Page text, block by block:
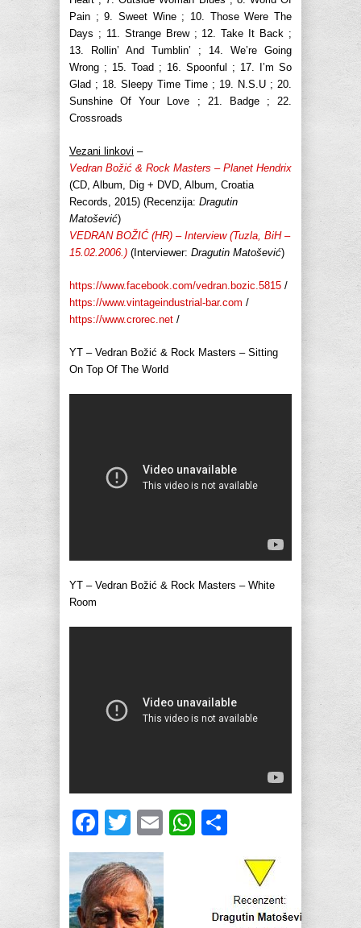
Pain ; 9. Sweet Wine ; 10. Those Were The
Days ; 11. Strange Brew ; 12. Take It Back ;
13. Rollin’ And Tumblin’ ; 14. We’re Going
Wrong ; 15. Toad ; 16. Spoonful ; 17. I’m So
Glad ; 18. Sleepy Time Time ; 19. N.S.U ; 20.
Sunshine Of Your Love ; 21. Badge ; 22.
Crossroads
Vezani linkovi –
Vedran Božić & Rock Masters – Planet Hendrix
(CD, Album, Dig + DVD, Album, Croatia
Records, 2015) (Recenzija: Dragutin
Matošević)
VEDRAN BOŽIĆ (HR) – Interview (Tuzla, BiH –
15.02.2006.) (Interviewer: Dragutin Matošević)
https://www.facebook.com/vedran.bozic.5815 /
https://www.vintageindustrial-bar.com /
https://www.crorec.net /
YT – Vedran Božić & Rock Masters – Sitting
On Top Of The World
YT – Vedran Božić & Rock Masters – White
Room
Facebook
Twitter
EmailWhatsApp